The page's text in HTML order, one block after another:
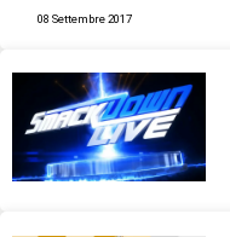
08 Settembre 2017